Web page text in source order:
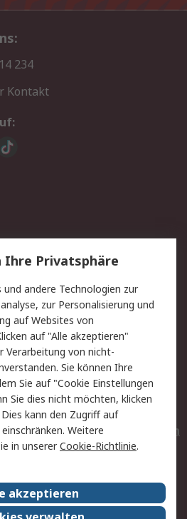
234
Kontakt
Lieferlösungen
Kontakt
Privatkunden
Datenschutz
Zahlungsbedingungen
Entsorgung
Elektrogeräte/Batterien
RS weltweit
Nachhaltigkeit
Privatsphäre
andere Technologien zur
zur Personalisierung und
auf Websites von
auf "Alle akzeptieren"
Verarbeitung von nicht-
Sie können Ihre
Sie auf "Cookie Einstellungen
Sie dies nicht möchten, klicken
kann den Zugriff auf
Weitere
in unsererCookie-Richtlinie.
akzeptieren